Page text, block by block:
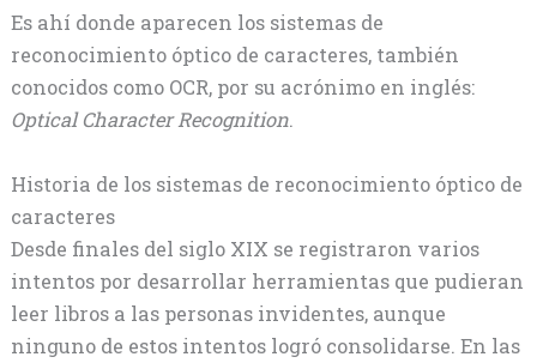
Es ahí donde aparecen los sistemas de
reconocimiento óptico de caracteres, también
conocidos como OCR, por su acrónimo en inglés:
Optical Character Recognition.
Historia de los sistemas de reconocimiento óptico de
caracteres
Desde finales del siglo XIX se registraron varios
intentos por desarrollar herramientas que pudieran
leer libros a las personas invidentes, aunque
ninguno de estos intentos logró consolidarse. En las